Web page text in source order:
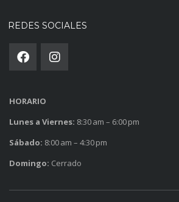
REDES SOCIALES
HORARIO
Lunes a Viernes: 8:30 am – 6:00 pm
Sábado: 8:00 am – 4:30 pm
Domingo: Cerrado